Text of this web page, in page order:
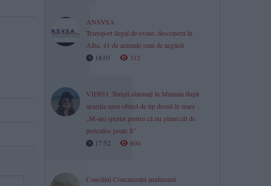
ANSVSA
Transport ilegal de ovine, descoperit în
Alba. 41 de animale sunt de negăsit
18:01
312
VIDEO. Turiști alarmați în Mamaia după
apariția unui obiect de tip dronă în mare -
„M-am speriat pentru că nu știam cât de
periculos poate fi”
17:52
604
Consiliul Concurenței analizează